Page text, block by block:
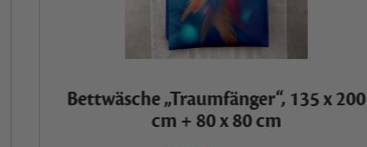
Bettwäsche „Traumfänger“, 135 x 200
cm + 80 x 80 cm